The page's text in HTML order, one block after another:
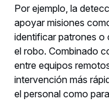
Por ejemplo, la
apoyar misiones
identificar patrones
el robo. Combinado
entre equipos
intervención más
el personal como